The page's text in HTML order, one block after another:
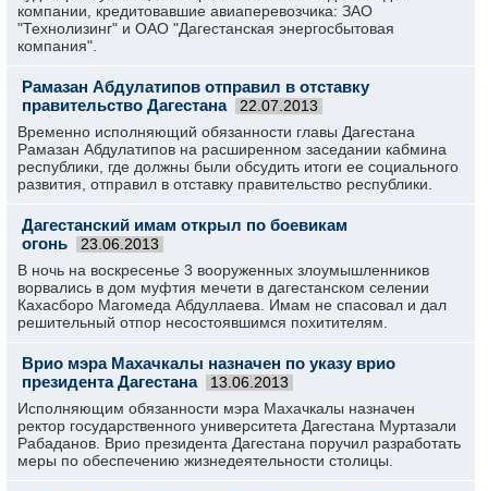
компании, кредитовавшие авиаперевозчика: ЗАО
"Технолизинг" и ОАО "Дагестанская энергосбытовая
компания".
Рамазан Абдулатипов отправил в отставку
правительство Дагестана
22.07.2013
Временно исполняющий обязанности главы Дагестана
Рамазан Абдулатипов на расширенном заседании кабмина
республики, где должны были обсудить итоги ее социального
развития, отправил в отставку правительство республики.
Дагестанский имам открыл по боевикам
огонь
23.06.2013
В ночь на воскресенье 3 вооруженных злоумышленников
ворвались в дом муфтия мечети в дагестанском селении
Кахасборо Магомеда Абдуллаева. Имам не спасовал и дал
решительный отпор несостоявшимся похитителям.
Врио мэра Махачкалы назначен по указу врио
президента Дагестана
13.06.2013
Исполняющим обязанности мэра Махачкалы назначен
ректор государственного университета Дагестана Муртазали
Рабаданов. Врио президента Дагестана поручил разработать
меры по обеспечению жизнедеятельности столицы.